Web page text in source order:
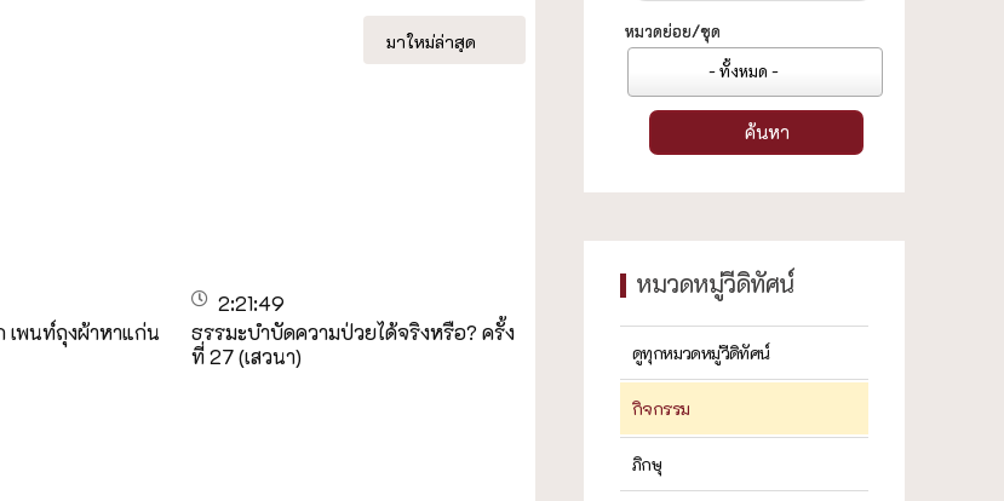
มาใหม่ล่าสุด
เพนท์ถุงผ้าหาแก่น
2:21:49
ธรรมะบำบัดความป่วยได้จริงหรือ? ครั้ง
ที่ 27 (เสวนา)
หมวดย่อย/ชุด
- ทั้งหมด -
ค้นหา
หมวดหมู่วีดิทัศน์
ดูทุกหมวดหมู่วีดิทัศน์
กิจกรรม
ภิกษุ